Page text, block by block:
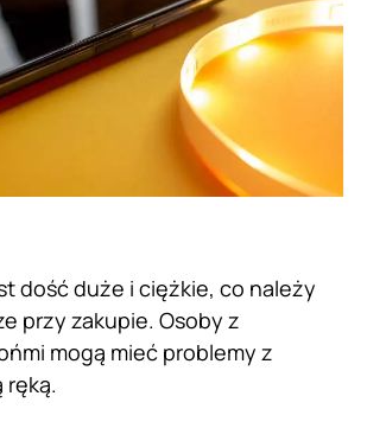
dość duże i ciężkie, co należy
przy zakupie. Osoby z
mogą mieć problemy z
ręką.